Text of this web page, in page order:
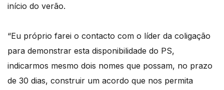
início do verão.
“Eu próprio farei o contacto com o líder da coligação
para demonstrar esta disponibilidade do PS,
indicarmos mesmo dois nomes que possam, no prazo
de 30 dias, construir um acordo que nos permita